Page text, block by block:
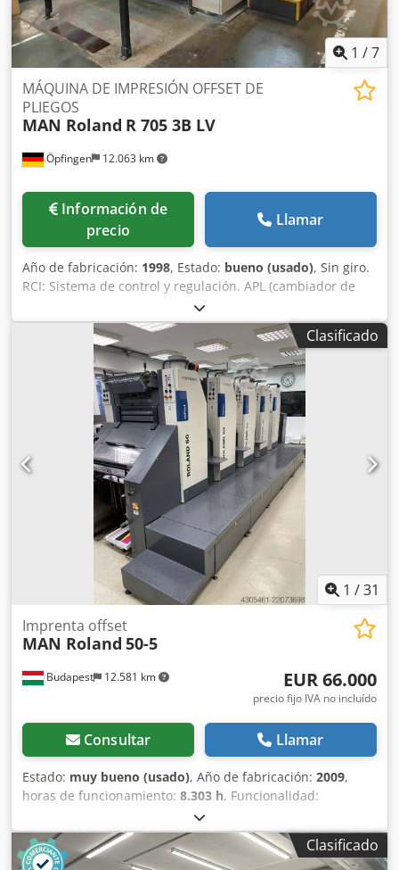
1 /7
Öpfingen 12.063 km
MÁQUINA DE IMPRESIÓN OFFSET DE
PLIEGOS
MAN Roland R 705 3B LV
Información de
precio
Llamar
Año de fabricación: 1998, Estado: bueno (usado), Sin giro.
RCI: Sistema de control y regulación. APL (cambiador de
planchas totalmente automático): Sistema automático de
cambio de planchas con sujeción y tensión motorizadas de
las planchas de impresión. Sistema de regulación de la
temperatura de la unidad de entintado Grapho Metronic.
Sistema de refrigeración y circulación de Technotrans.
Humidificador Roland Deltamatic. Secador infrarrojo.
Quickstart: Software para optimizar el control de la
máquina tras una parada. Sistema antiestático Kersten en
el alimentador. LCS: Software de estabilización de
cobertura baja para la regulación de la unidad de
entintado en caso de muy bajo consumo de tinta. Sistema
automático de lavado de barniz con cepillo. Dedpfx Aohy
Tfwsifekr Guías de sujeción rápida del módulo de barniz.
Unidad de barnizado con sistema de raqueta de cámara.
Wekotron: Sistema de aplicación de polvo. Extensión de la
mesa de salida.
Clasificado
1 /31
Budapest 12.581 km
Imprenta offset
MAN Roland 50-5
EUR 66.000
precio fijo IVA no incluído
Consultar Llamar
Estado: muy bueno (usado), Año de fabricación: 2009,
horas de funcionamiento: 8.303 h, Funcionalidad:
, número de máquina/vehículo:
33365B, canales de color:5, peso del papel (máx.):600
g/m², ancho de papel (min.):180 mm
, ancho de papel
Clasificado